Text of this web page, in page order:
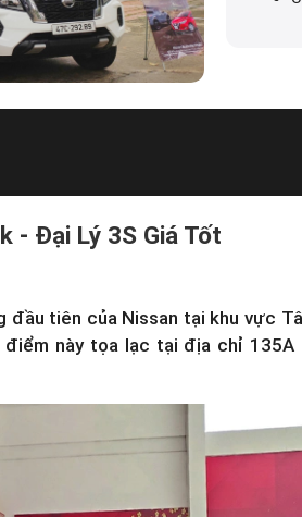
- Đại Lý 3S Giá Tốt
đầu tiên của Nissan tại khu vực
này tọa lạc tại địa chỉ 135A